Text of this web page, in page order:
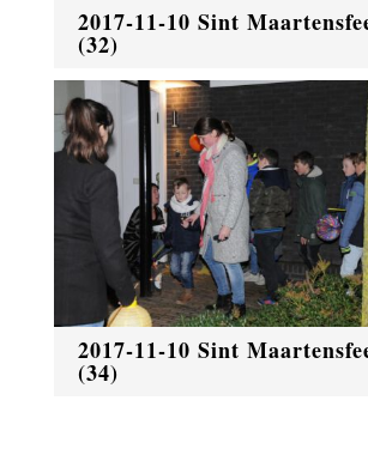
2017-11-10 Sint
(32)
2017-11-10 Sint
(34)